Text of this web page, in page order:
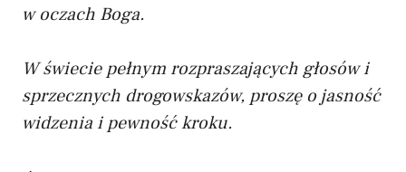
w oczach Boga.
W świecie pełnym rozpraszających głosów i
sprzecznych drogowskazów, proszę o jasność
widzenia i pewność kroku.